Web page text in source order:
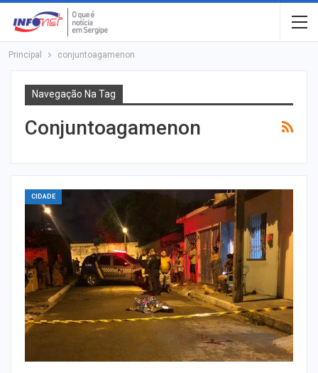
Principal conjuntoagamenon
Navegação Na Tag
Conjuntoagamenon
CIDADE